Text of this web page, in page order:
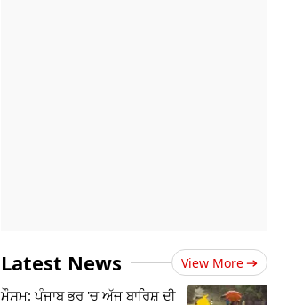
Latest News View More
ਮੌਸਮ: ਪੰਜਾਬ ਭਰ 'ਚ ਅੱਜ ਬਾਰਿਸ਼ ਦੀ